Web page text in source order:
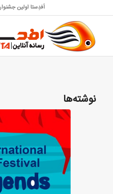
اَفدِستا اولین
نوشته‌ها